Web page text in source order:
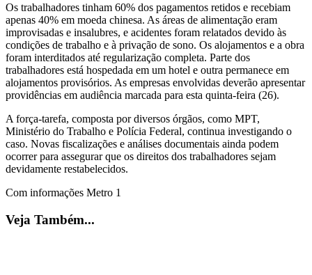
Os trabalhadores tinham 60% dos pagamentos retidos e recebiam
apenas 40% em moeda chinesa. As áreas de alimentação eram
improvisadas e insalubres, e acidentes foram relatados devido às
condições de trabalho e à privação de sono. Os alojamentos e a obra
foram interditados até regularização completa. Parte dos
trabalhadores está hospedada em um hotel e outra permanece em
alojamentos provisórios. As empresas envolvidas deverão apresentar
providências em audiência marcada para esta quinta-feira (26).
A força-tarefa, composta por diversos órgãos, como MPT,
Ministério do Trabalho e Polícia Federal, continua investigando o
caso. Novas fiscalizações e análises documentais ainda podem
ocorrer para assegurar que os direitos dos trabalhadores sejam
devidamente restabelecidos.
Com informações Metro 1
Veja Também...